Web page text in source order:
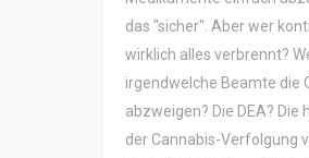
das "sicher". Aber wer
wirklich alles verbrennt?
irgendwelche Beamte die
abzweigen? Die DEA? Die
der Cannabis-Verfolgung